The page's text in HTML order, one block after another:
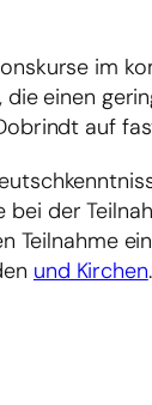
im
einen
auf
der
Teilnahme
und Kirchen.